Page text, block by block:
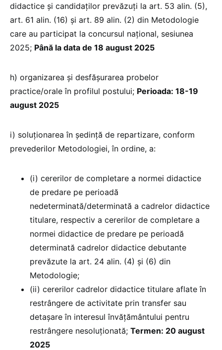
didactice şi candidaţilor prevăzuţi la art. 53 alin. (5),
art. 61 alin. (16) şi art. 89 alin. (2) din Metodologie
care au participat la concursul național, sesiunea
2025; Până la data de 18 august 2025
h) organizarea și desfășurarea probelor
practice/orale în profilul postului; Perioada: 18-19
august 2025
i) soluționarea în ședință de repartizare, conform
prevederilor Metodologiei, în ordine, a:
(i) cererilor de completare a normei didactice
de predare pe perioadă
nedeterminată/determinată a cadrelor didactice
titulare, respectiv a cererilor de completare a
normei didactice de predare pe perioadă
determinată cadrelor didactice debutante
prevăzute la art. 24 alin. (4) şi (6) din
Metodologie;
(ii) cererilor cadrelor didactice titulare aflate în
restrângere de activitate prin transfer sau
detașare în interesul învățământului pentru
restrângere nesoluționată; Termen: 20 august
2025